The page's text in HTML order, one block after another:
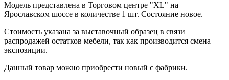
Модель представлена в Торговом центре "XL" на
Ярославском шоссе в количестве 1 шт. Состояние новое.
Стоимость указана за выставочный образец в связи
распродажей остатков мебели, так как производится смена
экспозиции.
Данный товар можно приобрести новый с фабрики.